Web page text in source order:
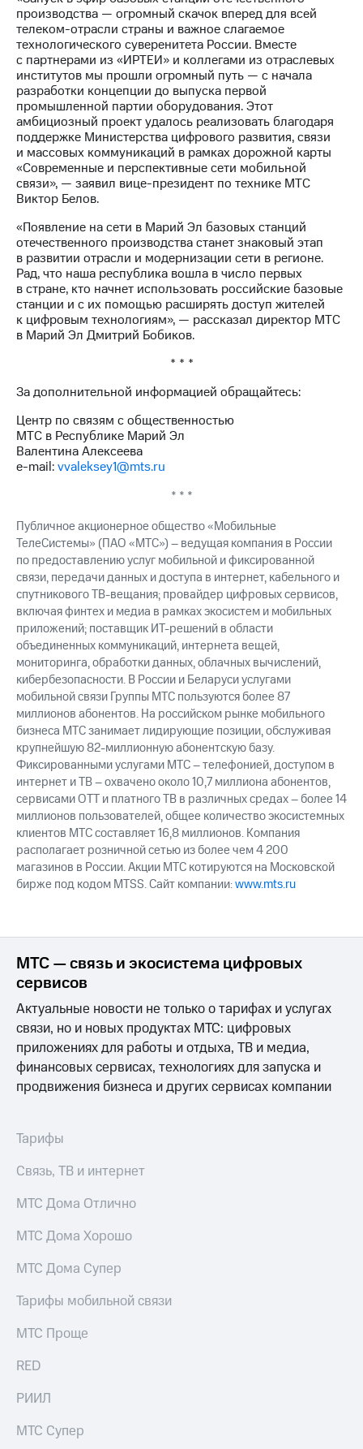
информации
Информация
акционерам
Документы
ПАО
"МТС"
Собрания
акционеров
Личный
кабинет
акционера
Акционерный
капитал
и
аудит
Рынок
акций
Описание
Программа
приобретения
Дивиденды
Рынок
облигаций
Описание
Еврооблигации-2023
погашении
именных
облигаций
Другое
Регистратор
Реквизиты
Контакты
развитие
деловая этика
На главную
производства — огромный скачок вперед для всей
телеком-отрасли страны и важное слагаемое
технологического суверенитета России. Вместе
с партнерами из «ИРТЕИ» и коллегами из отраслевых
институтов мы прошли огромный путь — с начала
разработки концепции до выпуска первой
промышленной партии оборудования. Этот
амбициозный проект удалось реализовать благодаря
поддержке Министерства цифрового развития, связи
и массовых коммуникаций в рамках дорожной карты
«Современные и перспективные сети мобильной
связи», — заявил вице-президент по технике МТС
Виктор Белов.
«Появление на сети в Марий Эл базовых станций
отечественного производства станет знаковый этап
в развитии отрасли и модернизации сети в регионе.
Рад, что наша республика вошла в число первых
в стране, кто начнет использовать российские базовые
станции и с их помощью расширять доступ жителей
к цифровым технологиям», — рассказал директор МТС
в Марий Эл Дмитрий Бобиков.
* * *
За дополнительной информацией обращайтесь:
Центр по связям с общественностью
МТС в Республике Марий Эл
Валентина Алексеева
e-mail:vvaleksey1@mts.ru
* * *
Публичное акционерное общество «Мобильные
ТелеСистемы» (ПАО «МТС») – ведущая компания в России
по предоставлению услуг мобильной и фиксированной
связи, передачи данных и доступа в интернет, кабельного и
спутникового ТВ-вещания; провайдер цифровых сервисов,
включая финтех и медиа в рамках экосистем и мобильных
приложений; поставщик ИТ-решений в области
объединенных коммуникаций, интернета вещей,
мониторинга, обработки данных, облачных вычислений,
кибербезопасности. В России и Беларуси услугами
мобильной связи Группы МТС пользуются более 87
миллионов абонентов. На российском рынке мобильного
бизнеса МТС занимает лидирующие позиции, обслуживая
крупнейшую 82-миллионную абонентскую базу.
Фиксированными услугами МТС – телефонией, доступом в
интернет и ТВ – охвачено около 10,7 миллиона абонентов,
сервисами OTT и платного ТВ в различных средах – более 14
миллионов пользователей, общее количество экосистемных
клиентов МТС составляет 16,8 миллионов. Компания
располагает розничной сетью из более чем 4 200
магазинов в России. Акции МТС котируются на Московской
бирже под кодом MTSS. Сайт компании:www.mts.ru
МТС — связь и экосистема цифровых
сервисов
Актуальные новости не только о тарифах и услугах
связи, но и новых продуктах МТС: цифровых
приложениях для работы и отдыха, ТВ и медиа,
финансовых сервисах, технологиях для запуска и
продвижения бизнеса и других сервисах компании
Тарифы
Связь, ТВ и интернет
МТС Дома Отлично
МТС Дома Хорошо
МТС Дома Супер
Тарифы мобильной связи
МТС Проще
RED
РИИЛ
МТС Супер